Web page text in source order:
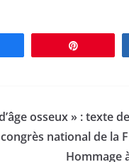
osseux » : texte
national de la
Hommage